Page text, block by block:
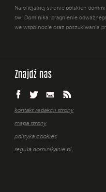
Na oficjalnej stronie polskich
św. Dominika: pragnienie
we wspólnocie oraz poszukiwania
Znajdź nas
kontakt redakcji strony
mapa strony
polityka cookies
reguła dominikanie.pl